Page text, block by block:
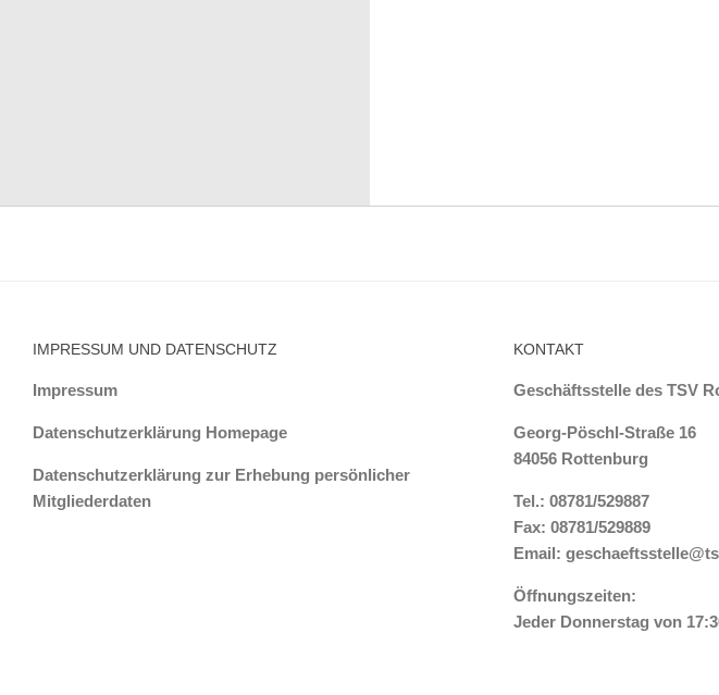
IMPRESSUM UND DATENSCHUTZ
Impressum
Datenschutzerklärung Homepage
Datenschutzerklärung zur Erhebung persönlicher
Mitgliederdaten
KONTAKT
Geschäftsstelle des TSV
Georg-Pöschl-Straße 16
84056 Rottenburg
Tel.: 08781/529887
Fax: 08781/529889
Email:
Öffnungszeiten:
Jeder Donnerstag von